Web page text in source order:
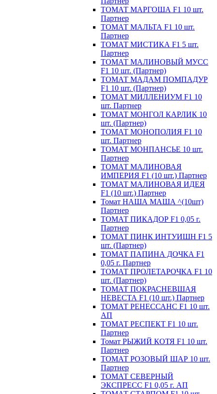
ТОМАТ МАРГОША F1 10 шт.
Партнер
ТОМАТ МАЛЬТА F1 10 шт.
Партнер
ТОМАТ МИСТИКА F1 5 шт.
Партнер
ТОМАТ МАЛИНОВЫЙ МУСС
F1 10 шт. (Партнер)
ТОМАТ МАДАМ ПОМПАДУР
F1 10 шт. (Партнер)
ТОМАТ МИЛЛЕНИУМ F1 10
шт. Партнер
ТОМАТ МОНГОЛ КАРЛИК 10
шт. (Партнер)
ТОМАТ МОНОПОЛИЯ F1 10
шт. Партнер
ТОМАТ МОНПАНСЬЕ 10 шт.
Партнер
ТОМАТ МАЛИНОВАЯ
ИМПЕРИЯ F1 (10 шт.) Партнер
ТОМАТ МАЛИНОВАЯ ИДЕЯ
F1 (10 шт.) Партнер
Томат НАША МАША ^(10шт)
Партнер
ТОМАТ ПИКАДОР F1 0,05 г.
Партнер
ТОМАТ ПИНК ИНТУИШН F1 5
шт. (Партнер)
ТОМАТ ПАПИНА ДОЧКА F1
0,05 г. Партнер
ТОМАТ ПРОЛЕТАРОЧКА F1 10
шт. (Партнер)
ТОМАТ ПОКРАСНЕВШАЯ
НЕВЕСТА F1 (10 шт.) Партнер
ТОМАТ РЕНЕССАНС F1 10 шт.
АП
ТОМАТ РЕСПЕКТ F1 10 шт.
Партнер
Томат РЫЖИЙ КОТЯ F1 10 шт.
Партнер
ТОМАТ РОЗОВЫЙ ШАР 10 шт.
Партнер
ТОМАТ СЕВЕРНЫЙ
ЭКСПРЕСС F1 0,05 г. АП